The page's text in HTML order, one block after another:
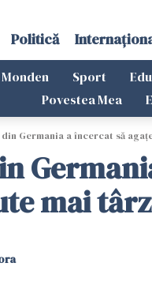
Politică
Monden Sport
Povestea Mea
din Germania a încercat să
mai